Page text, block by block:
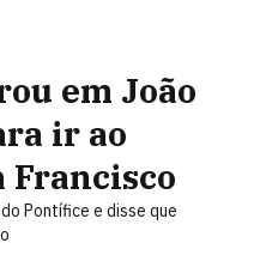
em João
ir ao
Francisco
Pontífice e disse que